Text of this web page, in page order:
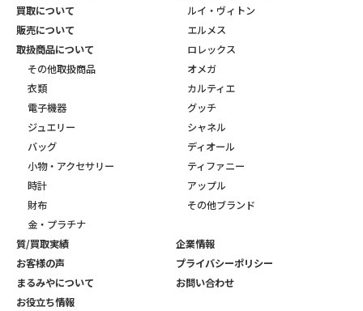
買取について
販売について
取扱商品について
その他取扱商品
衣類
電子機器
ジュエリー
バッグ
小物・アクセサリー
時計
財布
金・プラチナ
ルイ・ヴィトン
エルメス
ロレックス
オメガ
カルティエ
グッチ
シャネル
ディオール
ティファニー
アップル
その他ブランド
質/買取実績
お客様の声
まるみやについて
お役立ち情報
企業情報
プライバシーポリシー
お問い合わせ